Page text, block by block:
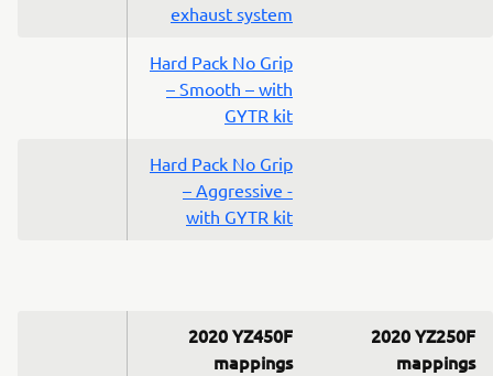
exhaust system
Hard Pack No Grip
– Smooth – with
GYTR kit
Hard Pack No Grip
– Aggressive -
with GYTR kit
2020 YZ450F
mappings
2020 YZ250F
mappings